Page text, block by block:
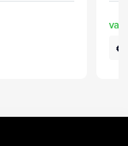
va.
€